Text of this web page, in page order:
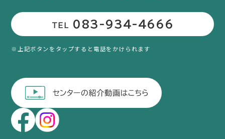
TEL 083-934-4666
※上記ボタンをタップすると電話をかけられます